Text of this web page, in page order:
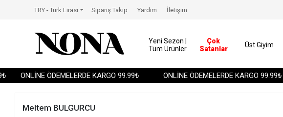
ONLİNE ÖDEMELERDE KARGO 99.99₺ ONLİNE ÖDEMELERDE KARGO 99.99₺
TRY - Türk Lirası Sipariş Takip Yardım İletişim
Yeni Sezon |
Tüm Ürünler
Çok
Satanlar
Üst Giyim
Meltem BULGURCU